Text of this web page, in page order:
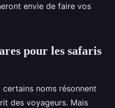
envie de faire vos
pour les safaris
noms résonnent
des voyageurs. Mais